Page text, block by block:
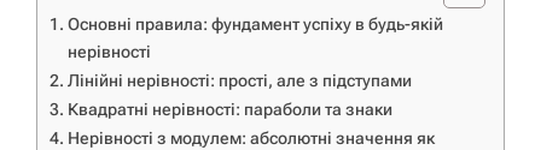
Основні правила: фундамент успіху в будь-якій
нерівності
Лінійні нерівності: прості, але з підступами
Квадратні нерівності: параболи та знаки
Нерівності з модулем: абсолютні значення як